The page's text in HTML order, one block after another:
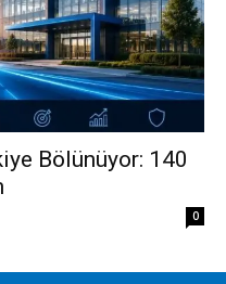
Bölünüyor: 140
0